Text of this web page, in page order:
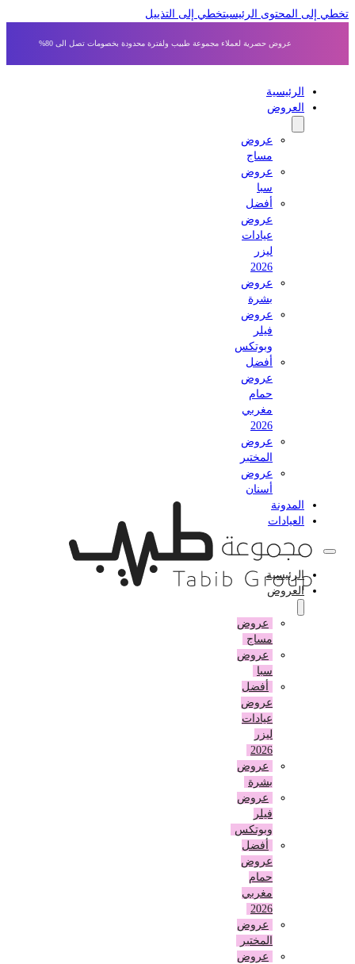
إلى المحتوى الرئيسي تخطي إلى التذييل
عروض حصرية لعملاء مجموعة طبيب ولفترة محدودة بخصومات تصل الى 80%
الرئيسية
العروض
عروض
مساج
عروض
أفضل
عروض
عيادات
عروض
بشرة
عروض
وبوتكس
أفضل
عروض
حمام
مغربي
عروض
المختبر
عروض
أسنان
المدونة
العيادات
الرئيسية
العروض
عروض
مساج
عروض
أفضل
عروض
عيادات
عروض
بشرة
عروض
وبوتكس
أفضل
عروض
حمام
مغربي
عروض
المختبر
عروض